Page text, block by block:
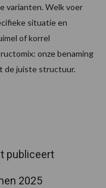
varianten. Welk voer
situatie en
of korrel
onze benaming
de juiste structuur.
publiceert
2025